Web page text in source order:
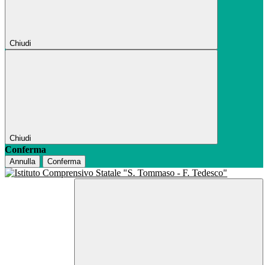
Chiudi
Chiudi
Conferma
Annulla Conferma